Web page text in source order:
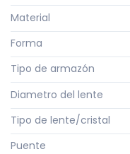
Material
Forma
Tipo de armazón
Diametro del lente
Tipo de lente/cristal
Puente